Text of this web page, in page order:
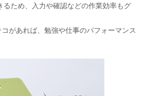
るため、入力や確認などの作業効率もグ
があれば、勉強や仕事のパフォーマンス